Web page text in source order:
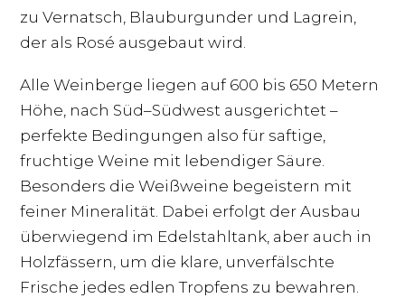
zu Vernatsch, Blauburgunder und Lagrein,
der als Rosé ausgebaut wird.
Alle Weinberge liegen auf 600 bis 650 Metern
Höhe, nach Süd–Südwest ausgerichtet –
perfekte Bedingungen also für saftige,
fruchtige Weine mit lebendiger Säure.
Besonders die Weißweine begeistern mit
feiner Mineralität. Dabei erfolgt der Ausbau
überwiegend im Edelstahltank, aber auch in
Holzfässern, um die klare, unverfälschte
Frische jedes edlen Tropfens zu bewahren.